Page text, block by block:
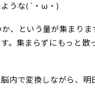
うな(´・ω・)
、という量が集まりま
。集まらずにもっと散
内で変換しながら、明